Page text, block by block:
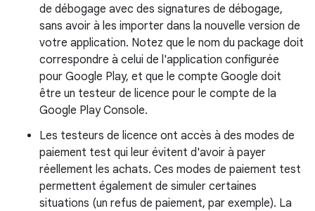
de débogage avec des signatures de débogage,
sans avoir à les importer dans la nouvelle version de
votre application. Notez que le nom du package doit
correspondre à celui de l'application configurée
pour Google Play, et que le compte Google doit
être un testeur de licence pour le compte de la
Google Play Console.
Les testeurs de licence ont accès à des modes de
paiement test qui leur évitent d'avoir à payer
réellement les achats. Ces modes de paiement test
permettent également de simuler certaines
situations (un refus de paiement, par exemple). La